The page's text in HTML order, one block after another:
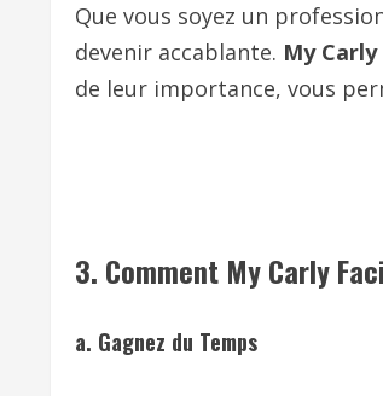
Que vous soyez un
devenir accablante. My Carly
de leur importance, vous
3. Comment My Carly
a. Gagnez du Temps